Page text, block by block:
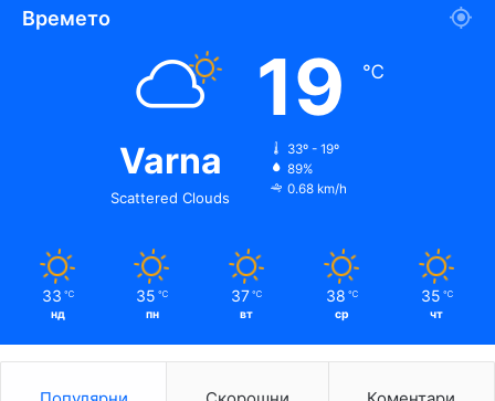
Времето
Varna
Scattered Clouds
19 ℃
33º - 19º
89%
0.68 km/h
33 ℃
нд
35 ℃
пн
37 ℃
вт
38 ℃
ср
35 ℃
чт